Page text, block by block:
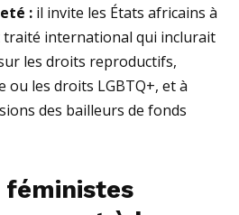
: il invite les États africains à
international qui inclurait
les droits reproductifs,
ou les droits LGBTQ+, et à
des bailleurs de fonds
féministes